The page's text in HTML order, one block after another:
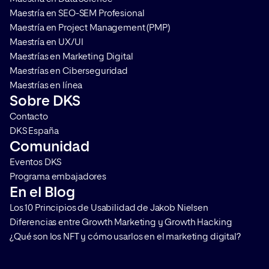
Maestría en SEO-SEM Profesional
Maestría en Project Management (PMP)
Maestría en UX/UI
Maestrías en Marketing Digital
Maestrías en Ciberseguridad
Maestrías en línea
Sobre DKS
Contacto
DKS España
Comunidad
Eventos DKS
Programa embajadores
En el Blog
Los 10 Principios de Usabilidad de Jakob Nielsen
Diferencias entre Growth Marketing y Growth Hacking
¿Qué son los NFT y cómo usarlos en el marketing digital?